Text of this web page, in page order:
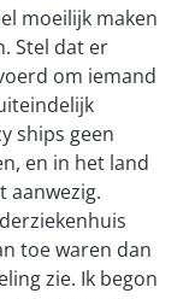
moeilijk maken
Stel dat er
om iemand
ships geen
en in het land
aanwezig.
toe waren dan
zie. Ik begon